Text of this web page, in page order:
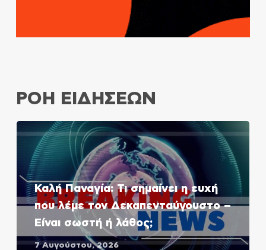
ΡΟΗ ΕΙΔΗΣΕΩΝ
Καλή Παναγία: Τι σημαίνει η ευχή
που λέμε τον Δεκαπενταύγουστο –
Είναι σωστή ή λάθος;
7 Αυγούστου, 2026